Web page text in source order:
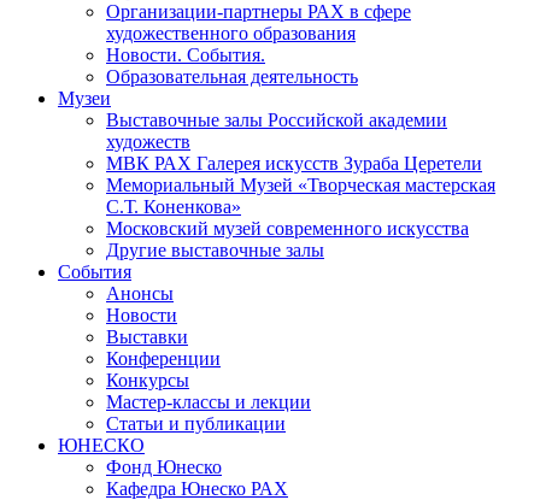
Организации-партнеры РАХ в сфере
художественного образования
Новости. События.
Образовательная деятельность
Музеи
Выставочные залы Российской академии
художеств
МВК РАХ Галерея искусств Зураба Церетели
Мемориальный Музей «Творческая мастерская
С.Т. Коненкова»
Московский музей современного искусства
Другие выставочные залы
События
Анонсы
Новости
Выставки
Конференции
Конкурсы
Мастер-классы и лекции
Статьи и публикации
ЮНЕСКО
Фонд Юнеско
Кафедра Юнеско РАХ